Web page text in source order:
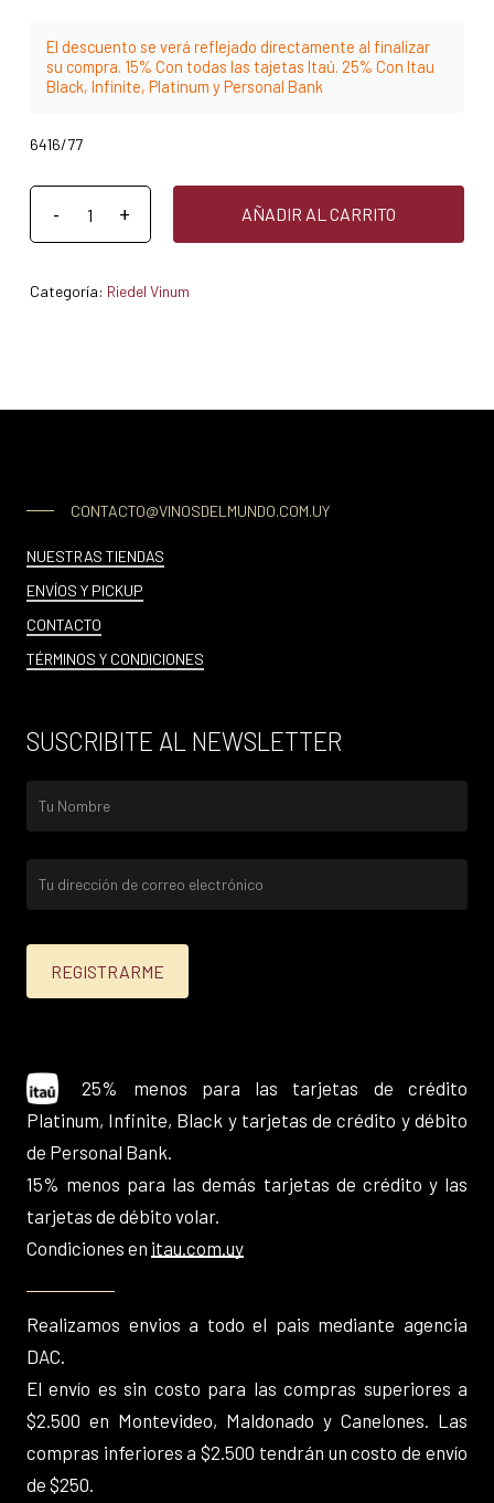
El descuento se verá reflejado directamente al finalizar
su compra. 15% Con todas las tajetas Itaú. 25% Con Itau
Black, Infinite, Platinum y Personal Bank
6416/77
AÑADIR AL CARRITO
Categoría: Riedel Vinum
CONTACTO@VINOSDELMUNDO.COM.UY
NUESTRAS TIENDAS
ENVÍOS Y PICKUP
CONTACTO
TÉRMINOS Y CONDICIONES
SUSCRIBITE AL NEWSLETTER
25% menos para las tarjetas de crédito
Platinum, Infinite, Black y tarjetas de crédito y débito
de Personal Bank.
15% menos para las demás tarjetas de crédito y las
tarjetas de débito volar.
Condiciones en itau.com.uy
Realizamos envios a todo el pais mediante agencia
DAC.
El envío es sin costo para las compras superiores a
$2.500 en Montevideo, Maldonado y Canelones. Las
compras inferiores a $2.500 tendrán un costo de envío
de $250.